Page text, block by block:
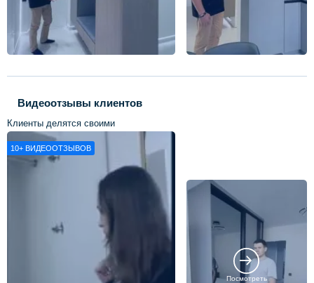
Видеоотзывы клиентов
Клиенты делятся своими
впечатлениями о нашей работе
10+ ВИДЕООТЗЫВОВ
Посмотреть